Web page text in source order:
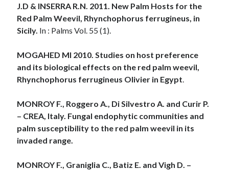
J.D & INSERRA R.N. 2011. New Palm Hosts for the
Red Palm Weevil, Rhynchophorus ferrugineus, in
Sicily. In : Palms Vol. 55 (1).
MOGAHED MI 2010. Studies on host preference
and its biological effects on the red palm weevil,
Rhynchophorus ferrugineus Olivier in Egypt
MONROY F., Roggero A., Di Silvestro A. and Curir P.
– CREA, Italy. Fungal endophytic communities and
palm susceptibility to the red palm weevil in its
invaded range.
MONROY F., Graniglia C., Batiz E. and Vigh D. –